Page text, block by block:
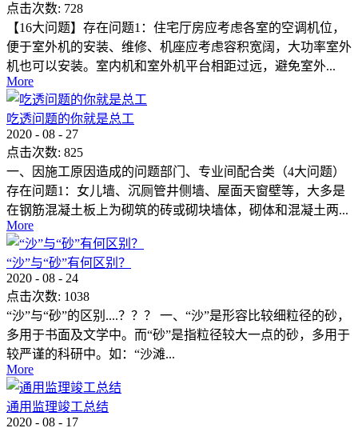
点击次数: 728
【16大问题】存在问题1：住宅厅房应考虑各室的空调机位，
便于室外机的安装、维修、机座应考虑容积宽阔，大功率室外
机也可以安装。室内机和室外机平台相距过远，避免室外...
More
吃透问题的你就是总工
2020 - 08 - 27
点击次数: 825
一、因施工原因造成的问题部门、专业间配合类（4大问题）
存在问题1：女儿墙、沉厕管井侧墙、屋面天窗壁等，大多是
在钢筋混凝土板上为砌筑的砖或砌块墙体，砌体和混凝土两...
More
“沙”与“砂”有何区别？
2020 - 08 - 24
点击次数: 1038
“沙”与“砂”的区别....？？？ 一、“沙”是形容比较细粒径的砂，
多用于书面及文学中。而“砂”是指粒径较大一点的砂，多用于
较严谨的科研中。如：“沙滩...
More
通用监理竣工总结
2020 - 08 - 17